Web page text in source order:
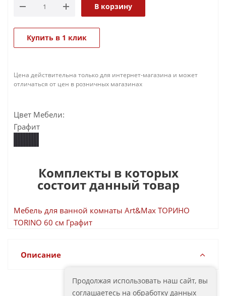
В корзину
Купить в 1 клик
Цена действительна только для интернет-магазина и может
отличаться от цен в розничных магазинах
Цвет Мебели:
Графит
Комплекты в которых
состоит данный товар
Мебель для ванной комнаты Art&Max ТОРИНО
TORINO 60 см Графит
Описание
Продолжая использовать наш сайт, вы
соглашаетесь на обработку данных